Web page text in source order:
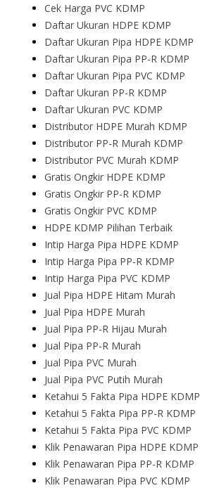
Cek Harga PVC KDMP
Daftar Ukuran HDPE KDMP
Daftar Ukuran Pipa HDPE KDMP
Daftar Ukuran Pipa PP-R KDMP
Daftar Ukuran Pipa PVC KDMP
Daftar Ukuran PP-R KDMP
Daftar Ukuran PVC KDMP
Distributor HDPE Murah KDMP
Distributor PP-R Murah KDMP
Distributor PVC Murah KDMP
Gratis Ongkir HDPE KDMP
Gratis Ongkir PP-R KDMP
Gratis Ongkir PVC KDMP
HDPE KDMP Pilihan Terbaik
Intip Harga Pipa HDPE KDMP
Intip Harga Pipa PP-R KDMP
Intip Harga Pipa PVC KDMP
Jual Pipa HDPE Hitam Murah
Jual Pipa HDPE Murah
Jual Pipa PP-R Hijau Murah
Jual Pipa PP-R Murah
Jual Pipa PVC Murah
Jual Pipa PVC Putih Murah
Ketahui 5 Fakta Pipa HDPE KDMP
Ketahui 5 Fakta Pipa PP-R KDMP
Ketahui 5 Fakta Pipa PVC KDMP
Klik Penawaran Pipa HDPE KDMP
Klik Penawaran Pipa PP-R KDMP
Klik Penawaran Pipa PVC KDMP